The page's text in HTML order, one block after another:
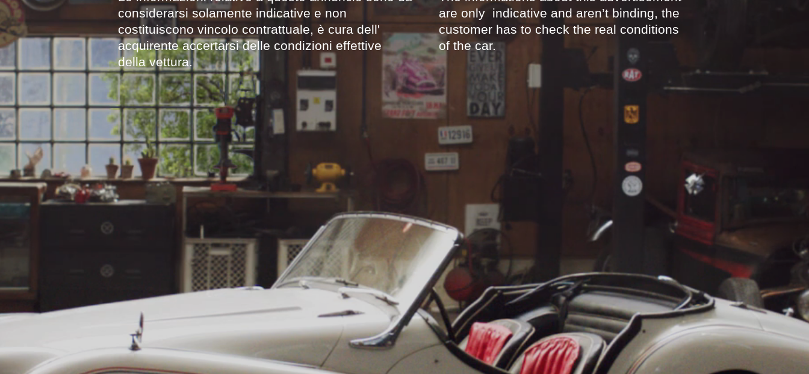
considerarsi solamente indicative e non
costituiscono vincolo contrattuale, è cura dell'
acquirente accertarsi delle condizioni effettive
della vettura.
are only indicative and aren’t binding, the
customer has to check the real conditions
of the car.